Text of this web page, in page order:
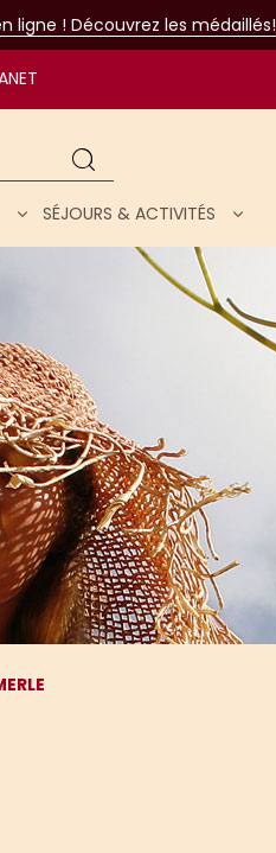
ligne ! Découvrez les médaillés!
Chercher
SÉJOURS & ACTIVITÉS